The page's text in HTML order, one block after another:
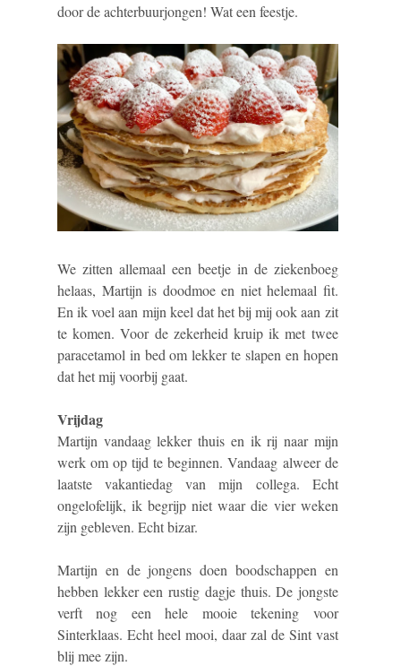
door de achterbuurjongen! Wat een feestje.
We zitten allemaal een beetje in de ziekenboeg
helaas, Martijn is doodmoe en niet helemaal fit.
En ik voel aan mijn keel dat het bij mij ook aan zit
te komen. Voor de zekerheid kruip ik met twee
paracetamol in bed om lekker te slapen en hopen
dat het mij voorbij gaat.
Vrijdag
Martijn vandaag lekker thuis en ik rij naar mijn
werk om op tijd te beginnen. Vandaag alweer de
laatste vakantiedag van mijn collega. Echt
ongelofelijk, ik begrijp niet waar die vier weken
zijn gebleven. Echt bizar.
Martijn en de jongens doen boodschappen en
hebben lekker een rustig dagje thuis. De jongste
verft nog een hele mooie tekening voor
Sinterklaas. Echt heel mooi, daar zal de Sint vast
blij mee zijn.